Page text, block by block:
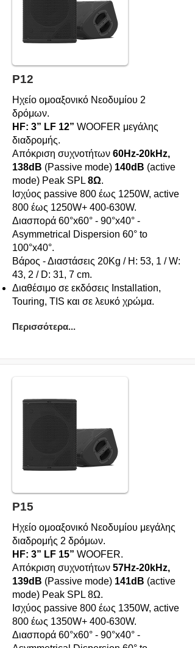
P12
Ηχείο ομοαξονικό Νεοδυμίου 2
δρόμων.
HF: 3” LF 12” WOOFER μεγάλης
διαδρομής.
Απόκριση συχνοτήτων 60Hz-20kHz,
138dB (Passive mode) 140dB (active
mode) Peak SPL 8Ω.
Iσχύος passive 800 έως 1250W, active
800 έως 1250W+ 400-630W.
Διασπορά 60°x60° - 90°x40° -
Asymmetrical Dispersion 60° to
100°x40°.
Βάρος - Διαστάσεις 20Kg / Η: 53, 1 / W:
43, 2 / D: 31, 7 cm.
Διαθέσιμο σε εκδόσεις Installation,
Touring, TIS και σε λευκό χρώμα.
Περισσότερα...
P15
Ηχείο ομοαξονικό Νεοδυμίου μεγάλης
διαδρομής 2 δρόμων.
HF: 3” LF 15” WOOFER.
Απόκριση συχνοτήτων 57Hz-20kHz,
139dB (Passive mode) 141dB (active
mode) Peak SPL 8Ω.
Iσχύος passive 800 έως 1350W, active
800 έως 1350W+ 400-630W.
Διασπορά 60°x60° - 90°x40° -